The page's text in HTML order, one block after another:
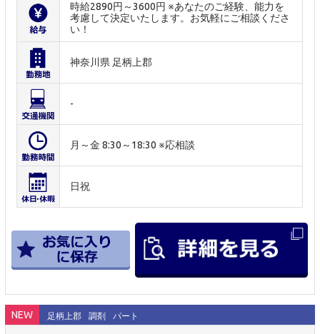
時給2890円～3600円 ※あなたのご経験、能力を
考慮して決定いたします。お気軽にご相談くださ
い！
神奈川県 足柄上郡
-
月～金 8:30～18:30 ※応相談
日祝
NEW 足柄上郡 調剤 パート